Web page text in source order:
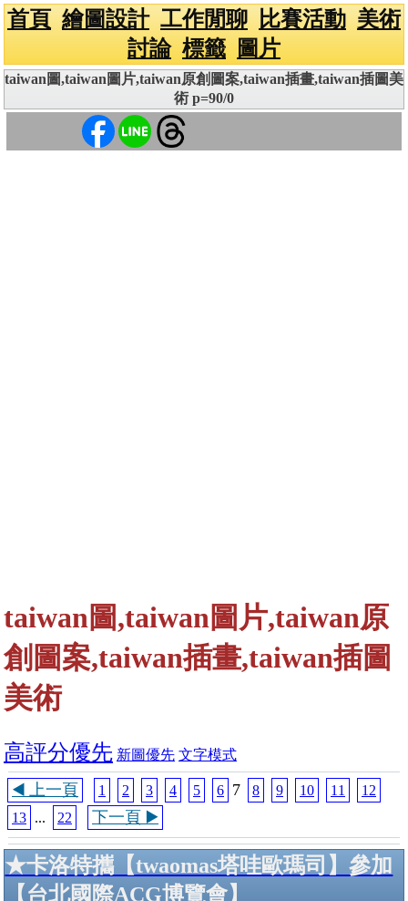
首頁 繪圖設計 工作閒聊 比賽活動 美術
討論 標籤 圖片
taiwan圖,taiwan圖片,taiwan原創圖案,taiwan插畫,taiwan插圖美
術 p=90/0
taiwan圖,taiwan圖片,taiwan原
創圖案,taiwan插畫,taiwan插圖
美術
高評分優先 新圖優先 文字模式
◀️ 上一頁 1 2 3 4 5 6 7 8 9 10 11
12
13 ... 22 下一頁 ▶️
★卡洛特攜【twaomas塔哇歐瑪司】參加
【台北國際ACG博覽會】